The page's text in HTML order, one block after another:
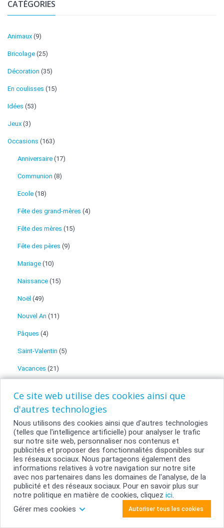
Ce site web utilise des cookies ainsi que
d'autres technologies
Nous utilisons des cookies ainsi que d'autres technologies
(telles que l'intelligence artificielle) pour analyser le trafic
sur notre site web, personnaliser nos contenus et
publicités et proposer des fonctionnalités disponibles sur
les réseaux sociaux. Nous partageons également des
informations relatives à votre navigation sur notre site
avec nos partenaires dans les domaines de l'analyse, de la
publicité et des réseaux sociaux. Pour en savoir plus sur
notre politique en matière de cookies, cliquez ici.
Gérer mes cookies
Autoriser tous les cookies
CATÉGORIES
Animaux (9)
Bricolage (25)
Décoration (35)
En coulisses (15)
Idées (53)
Jeux (3)
Occasions (163)
Anniversaire (17)
Communion (8)
Ecole (18)
Fête des grand-mères (4)
Fête des mères (15)
Fête des pères (9)
Mariage (10)
Naissance (15)
Noël (49)
Nouvel An (11)
Pâques (4)
Saint-Valentin (5)
Vacances (21)
Trucs et astuces (39)